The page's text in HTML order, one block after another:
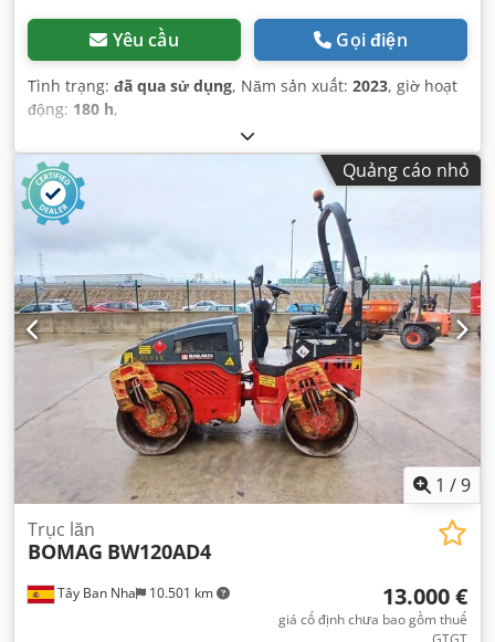
Yêu cầu Gọi điện
Tình trạng: đã qua sử dụng, Năm sản xuất: 2023, giờ hoạt
động: 180 h,
Quảng cáo nhỏ
1 /9
Tây Ban Nha 10.501 km
Trục lăn
BOMAG BW120AD4
13.000 €
giá cố định chưa bao gồm thuế